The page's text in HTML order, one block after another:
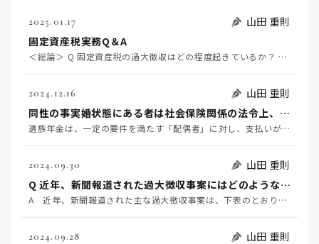
2025.01.17
山田 重則
固定資産税実務Q＆A
＜総論＞ Q 固定資産税の過大徴収はどの程度起きているか？ Q 近年、新聞報道された過大徴収事案には…
2024.12.16
山田 重則
同性の事実婚状態にある者は社会保険関係の法令上、「配偶者」にあたるか。
遺族年金は、一定の要件を満たす「配偶者」に対し、支払いがなされます。そして、「配偶者」については、「…
2024.09.30
山田 重則
Q 近年、新聞報道された過大徴収事案にはどのようなものがあるか？
A 近年、新聞報道された主な過大徴収事案は、下表のとおりです。ここから読み取れることは、①過大徴収は…
2024.09.28
山田 重則